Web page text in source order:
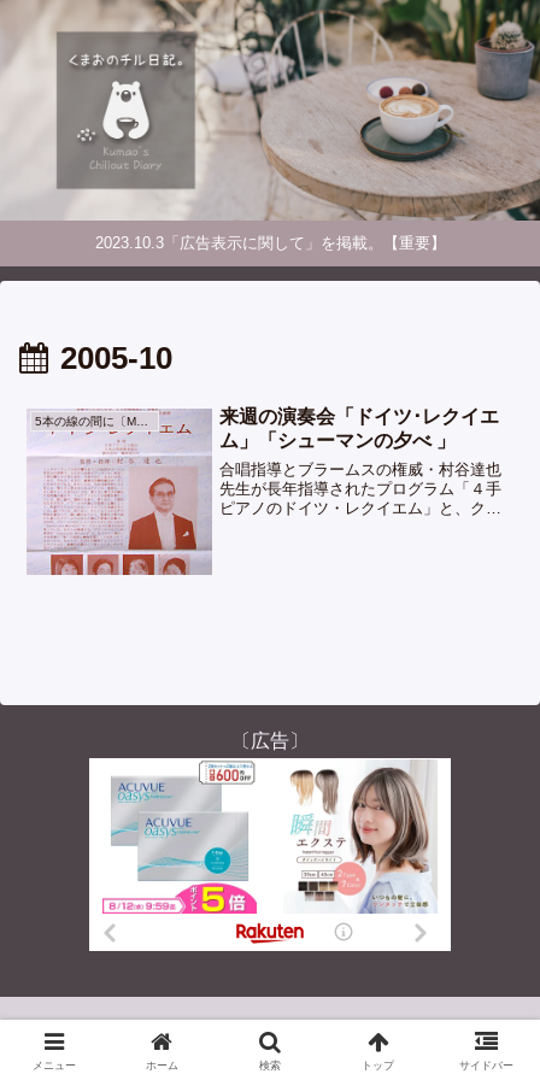
2023.10.3「広告表示に関して」を掲載。【重要】
2005-10
5本の線の間に〔Music〕
来週の演奏会「ドイツ･レクイエ
ム」「シューマンの夕べ 」
合唱指導とブラームスの権威・村谷達也
先生が長年指導されたプログラム「４手
ピアノのドイツ・レクイエム」と、クラ
〔広告〕
© 2004-2026 くまおのチル日記。.
メニュー ホーム 検索 トップ サイドバー